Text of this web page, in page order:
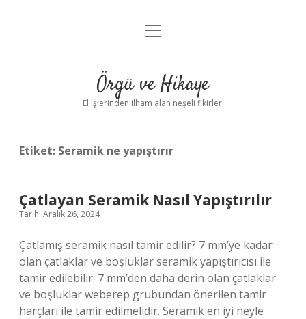
Anasayfa
Yasal Uyarı
menüyü
Örgü ve Hikaye
El işlerinden ilham alan neşeli fikirler!
Etiket: Seramik ne yapıştırır
Çatlayan Seramik Nasıl Yapıştırılır
Tarih: Aralık 26, 2024
Çatlamış seramik nasıl tamir edilir? 7 mm’ye kadar
olan çatlaklar ve boşluklar seramik yapıştırıcısı ile
tamir edilebilir. 7 mm’den daha derin olan çatlaklar
ve boşluklar weberep grubundan önerilen tamir
harçları ile tamir edilmelidir. Seramik en iyi neyle